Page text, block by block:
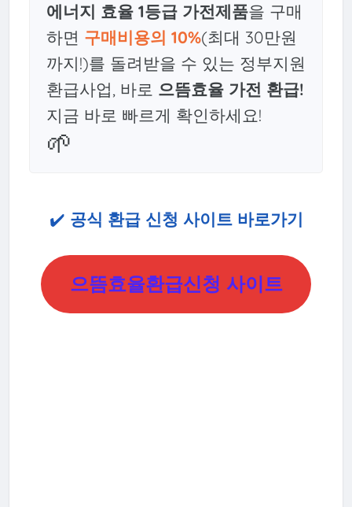
에너지 효율 1등급 가전제품을 구매
하면 구매비용의 10%(최대 30만원
까지!)를 돌려받을 수 있는 정부지원
환급사업, 바로 으뜸효율 가전 환급!
지금 바로 빠르게 확인하세요!
🌱
✔️ 공식 환급 신청 사이트 바로가기
으뜸효율환급신청 사이트